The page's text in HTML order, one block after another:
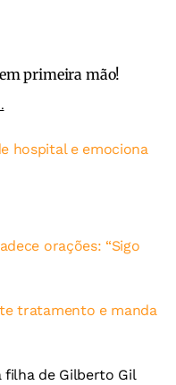
em primeira mão!
hospital e emociona
orações: “Sigo
tratamento e manda
filha de Gilberto Gil